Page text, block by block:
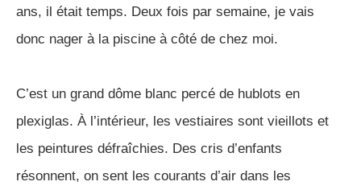
ans, il était temps. Deux fois par semaine, je vais
donc nager à la piscine à côté de chez moi.
C’est un grand dôme blanc percé de hublots en
plexiglas. À l’intérieur, les vestiaires sont vieillots et
les peintures défraîchies. Des cris d’enfants
résonnent, on sent les courants d’air dans les